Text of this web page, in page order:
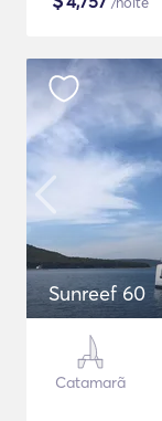
Sunreef 60
Catamarã